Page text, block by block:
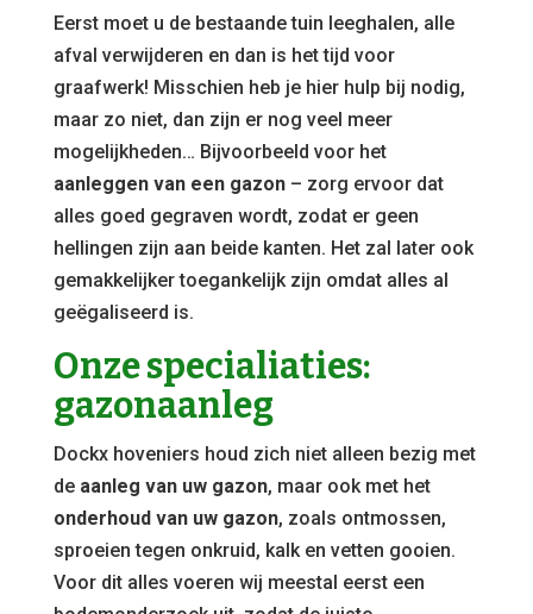
Eerst moet u de bestaande tuin leeghalen, alle
afval verwijderen en dan is het tijd voor
graafwerk! Misschien heb je hier hulp bij nodig,
maar zo niet, dan zijn er nog veel meer
mogelijkheden… Bijvoorbeeld voor het
aanleggen van een gazon– zorg ervoor dat
alles goed gegraven wordt, zodat er geen
hellingen zijn aan beide kanten. Het zal later ook
gemakkelijker toegankelijk zijn omdat alles al
geëgaliseerd is.
Onze specialiaties:
gazonaanleg
Dockx hoveniers houd zich niet alleen bezig met
de aanleg van uw gazon, maar ook met het
onderhoud van uw gazon, zoals ontmossen,
sproeien tegen onkruid, kalk en vetten gooien.
Voor dit alles voeren wij meestal eerst een